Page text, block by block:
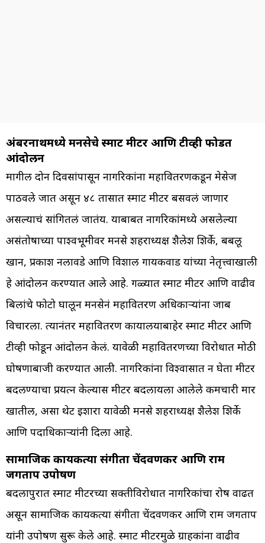
अंबरनाथमध्ये मनसेचे स्मार्ट मीटर आणि टीव्ही फोडत
आंदोलन
मागील दोन दिवसांपासून नागरिकांना महावितरणकडून मेसेज
पाठवले जात असून ४८ तासात स्मार्ट मीटर बसवलं जाणार
असल्याचं सांगितलं जातंय. याबाबत नागरिकांमध्ये असलेल्या
असंतोषाच्या पार्श्वभूमीवर मनसे शहराध्यक्ष शैलेश शिर्के, बबलू
खान, प्रकाश नलावडे आणि विशाल गायकवाड यांच्या नेतृत्त्वाखाली
हे आंदोलन करण्यात आले आहे. गळ्यात स्मार्ट मीटर आणि वाढीव
बिलांचे फोटो घालून मनसेनं महावितरण अधिकाऱ्यांना जाब
विचारला. त्यानंतर महावितरण कार्यालयाबाहेर स्मार्ट मीटर आणि
टीव्ही फोडून आंदोलन केलं. यावेळी महावितरणच्या विरोधात मोठी
घोषणाबाजी करण्यात आली. नागरिकांना विश्वासात न घेता मीटर
बदलण्याचा प्रयत्न केल्यास मीटर बदलायला आलेले कर्मचारी मार
खातील, असा थेट इशारा यावेळी मनसे शहराध्यक्ष शैलेश शिर्के
आणि पदाधिकाऱ्यांनी दिला आहे.
सामाजिक कार्यकर्त्या संगीता चेंदवणकर आणि राम
जगताप उपोषण
बदलापुरात स्मार्ट मीटरच्या सक्तीविरोधात नागरिकांचा रोष वाढत
असून सामाजिक कार्यकर्त्या संगीता चेंदवणकर आणि राम जगताप
यांनी उपोषण सुरू केले आहे. स्मार्ट मीटरमुळे ग्राहकांना वाढीव